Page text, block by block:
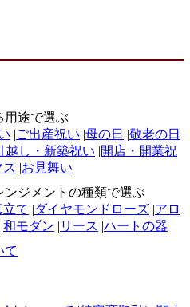
用途で選ぶ
|ご出産祝い |母の日 |敬老の日
越し・新築祝い |開店・開業祝
ス |お見舞い
ジメントの種類で選ぶ
て |ダイヤモンドローズ |アロ
|和モダン | リース |ハートの器
て